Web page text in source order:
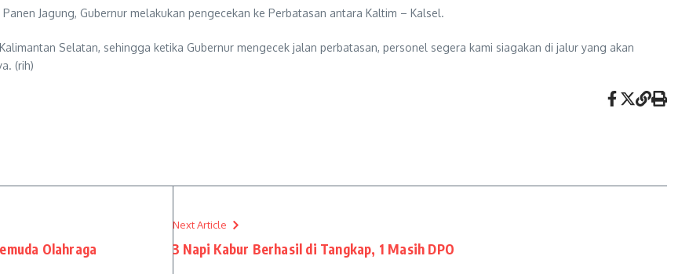
Jagung, Gubernur melakukan pengecekan ke Perbatasan antara Kaltim – Kalsel.
Selatan, sehingga ketika Gubernur mengecek jalan perbatasan, personel segera kami siagakan di jalur yang akan
(rih)
Olahraga
Next Article
3 Napi Kabur Berhasil di Tangkap, 1 Masih DPO